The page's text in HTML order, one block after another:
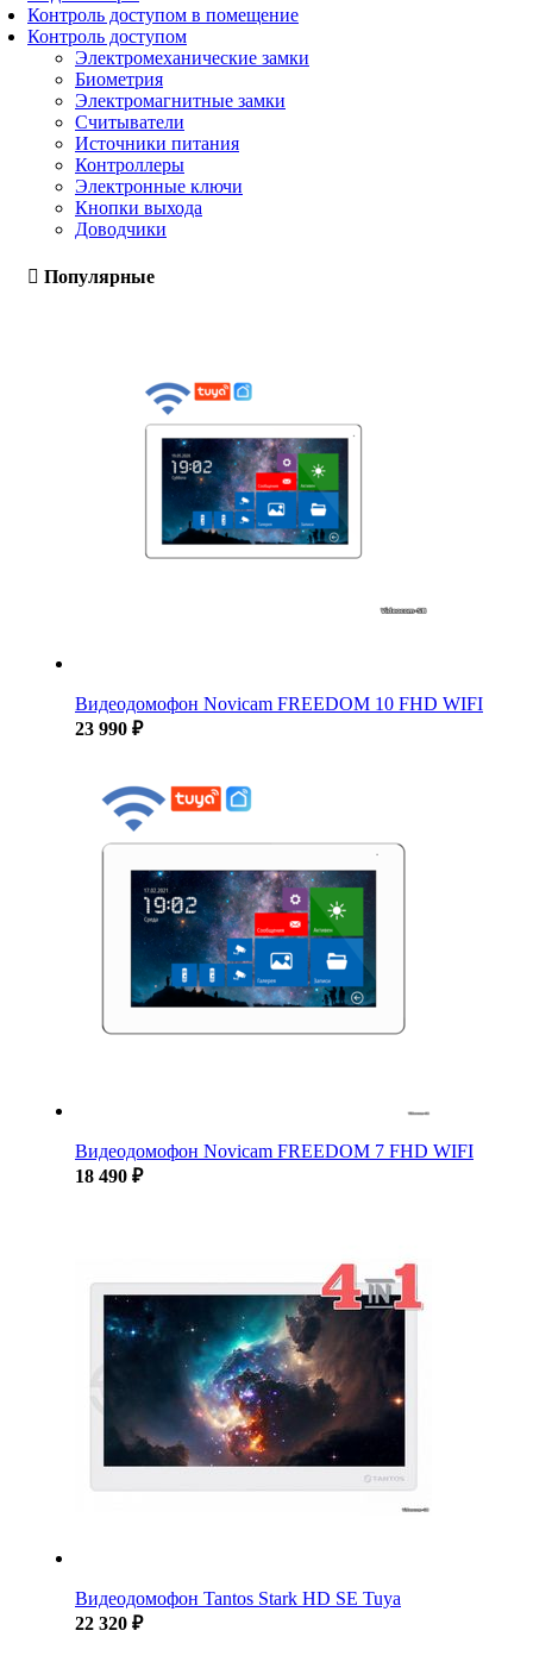
Контроль доступом в помещение
Контроль доступом
Электромеханические замки
Биометрия
Электромагнитные замки
Считыватели
Источники питания
Контроллеры
Электронные ключи
Кнопки выхода
Доводчики
Популярные
Видеодомофон Novicam FREEDOM 10 FHD WIFI
23 990 ₽
Видеодомофон Novicam FREEDOM 7 FHD WIFI
18 490 ₽
Видеодомофон Tantos Stark HD SE Tuya
22 320 ₽